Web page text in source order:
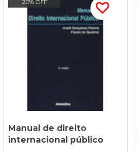
20% OFF
Manual de direito
internacional público